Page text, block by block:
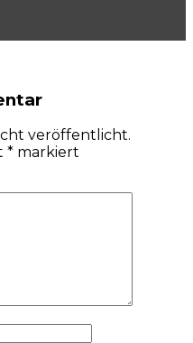
veröffentlicht.
* markiert